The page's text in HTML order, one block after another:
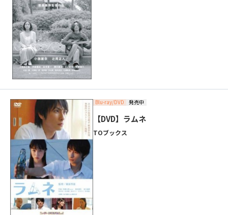
Blu-ray/DVD 発売中
【DVD】ラムネ
TOブックス